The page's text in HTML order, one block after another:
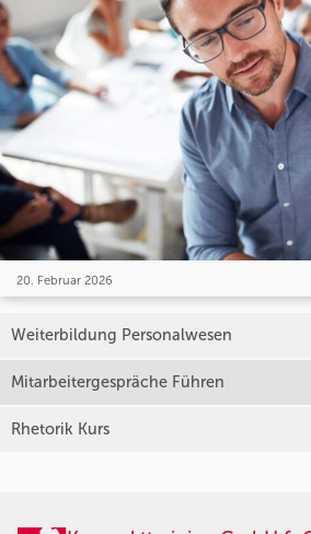
20. Februar 2026
Weiterbildung Personalwesen
Mitarbeitergespräche Führen
Rhetorik Kurs